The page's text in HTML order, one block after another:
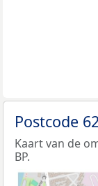
Postcode
Kaart van de
BP.